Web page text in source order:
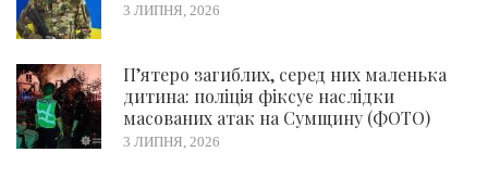
3 ЛИПНЯ, 2026
П’ятеро загиблих, серед них маленька
дитина: поліція фіксує наслідки
масованих атак на Сумщину (ФОТО)
3 ЛИПНЯ, 2026